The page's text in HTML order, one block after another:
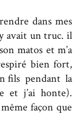
dans mes
avait un truc. il
matos et m’a
bien fort,
fils pendant la
et j’ai honte).
façon que